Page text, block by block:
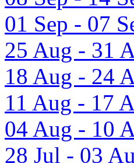
01 Sep - 07
25 Aug - 31
18 Aug - 24
11 Aug - 17
04 Aug - 10
28 Jul - 03